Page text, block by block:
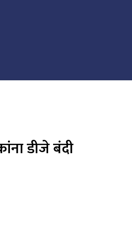
डीजे बंदी